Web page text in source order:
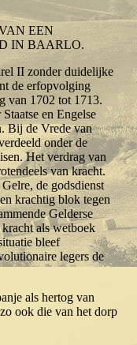
EEN
IN BAARLO.
II zonder duidelijke
de erfopvolging
van 1702 tot 1713.
en Engelse
Bij de Vrede van
onder de
Het verdrag van
van kracht.
de godsdienst
krachtig blok tegen
Gelderse
als wetboek
bleef
legers de
als hertog van
ook die van het dorp